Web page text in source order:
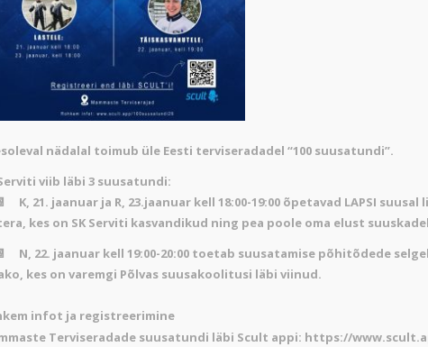
nädalal toimub üle Eesti terviseradadel “100 suusatundi”.
viib läbi 3 suusatundi:
K, 21. jaanuar ja R, 23.jaanuar kell 18:00-19:00 õpetavad LAPSI
kes on SK Serviti kasvandikud ning pea poole oma elust
N, 22. jaanuar kell 19:00-20:00 toetab suusatamise põhitõdede
kes on varemgi Põlvas suusakoolitusi läbi viinud.
infot ja registreerimine
Terviseradade suusatundi läbi Scult appi: https://